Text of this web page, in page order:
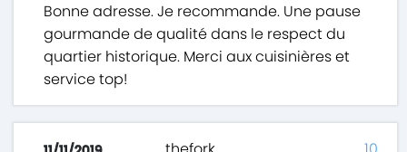
Bonne adresse. Je recommande. Une pause
gourmande de qualité dans le respect du
quartier historique. Merci aux cuisinières et
service top!